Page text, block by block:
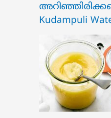
Kudampuli